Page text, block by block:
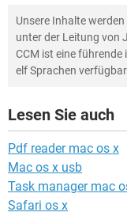
Unsere Inhalte
unter der Leitung von
CCM ist eine
elf Sprachen verfügbar.
Lesen Sie auch
Pdf reader mac os x
Mac os x usb
Task manager mac
Safari os x